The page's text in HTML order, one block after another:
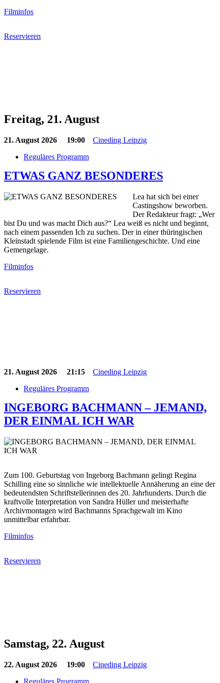
Filminfos
Reservieren
Freitag, 21. August
21. August 2026 19:00
Cineding Leipzig
Reguläres Programm
ETWAS GANZ BESONDERES
Lea hat sich bei einer
Castingshow beworben.
Der Redakteur fragt: „Wer
bist Du und was macht Dich aus?“ Lea weiß es nicht und beginnt,
nach einem passenden Ich zu suchen. Der in einer thüringischen
Kleinstadt spielende Film ist eine Familiengeschichte. Und eine
Gemengelage.
Filminfos
Reservieren
21. August 2026 21:15
Cineding Leipzig
Reguläres Programm
INGEBORG BACHMANN – JEMAND,
DER EINMAL ICH WAR
Zum 100. Geburtstag von Ingeborg Bachmann gelingt Regina
Schilling eine so sinnliche wie intellektuelle Annäherung an eine der
bedeutendsten Schriftstellerinnen des 20. Jahrhunderts. Durch die
kraftvolle Interpretation von Sandra Hüller und meisterhafte
Archivmontagen wird Bachmanns Sprachgewalt im Kino
unmittelbar erfahrbar.
Filminfos
Reservieren
Samstag, 22. August
22. August 2026 19:00
Cineding Leipzig
Reguläres Programm